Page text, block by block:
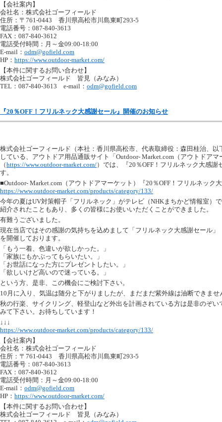
【会社案内】
会社名：株式会社ゴーフィールド
住所：〒761-0443 香川県高松市川島東町293-5
電話番号：087-840-3613
FAX：087-840-3612
電話受付時間：月～金09:00-18:00
E-mail： odm@gofield.com
HP： https://www.outdoor-market.com/
【本件に関するお問い合わせ】
株式会社ゴーフィールド 皆見（みなみ）
TEL：087-840-3613 e-mail： odm@gofield.com
『20％OFF！フリルネック大感謝セール』開催のお知らせ
株式会社ゴーフィールド（本社：香川県高松市、代表取締役：森田桂治、以
している、アウトドア用品通販サイト「Outdoor- Market.com（アウトドアマ
（https://www.outdoor-market.com/）では、『20％OFF！フリルネック大感謝
す。
■Outdoor- Market.com（アウトドアマーケット）『20％OFF！フリルネック
https://www.outdoor-market.com/products/category/133/
今年の夏はUV対策帽子「フリルネック」がテレビ（NHKまちかど情報室）で
紹介されたこともあり、多くの皆様にお使いいただくことができました。
有難うございました。
現在当店ではその感謝の気持ちを込めまして「フリルネック大感謝セール」
を開催しております。
「もう一着、色違いが欲しかった。」
「家族にもかぶってもらいたい。」
「お世話になった方にプレゼントしたい。」
「欲しいけど高いので迷っている。」
という方、是非、この機会にご検討下さい。
10月に入り、気温は随分と下がりましたが、まだまだ紫外線は油断できませ
秋の行楽、サイクリング、軽登山など外出を計画されている方は是非のぞい
みて下さい。お待ちしています！
↓↓↓
https://www.outdoor-market.com/products/category/133/
【会社案内】
会社名：株式会社ゴーフィールド
住所：〒761-0443 香川県高松市川島東町293-5
電話番号：087-840-3613
FAX：087-840-3612
電話受付時間：月～金09:00-18:00
E-mail： odm@gofield.com
HP： https://www.outdoor-market.com/
【本件に関するお問い合わせ】
株式会社ゴーフィールド 皆見（みなみ）